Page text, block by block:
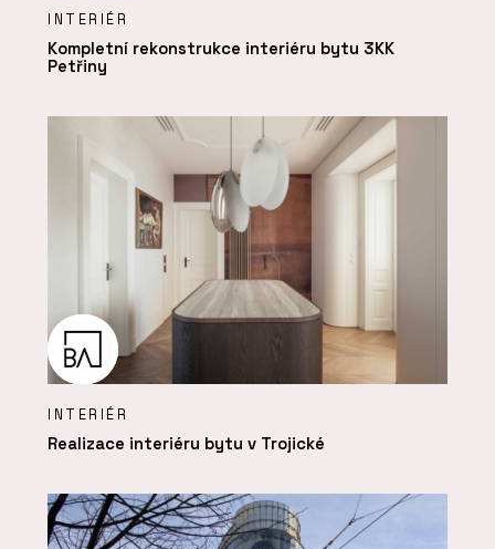
INTERIÉR
Kompletní rekonstrukce interiéru bytu 3KK
Petřiny
INTERIÉR
Realizace interiéru bytu v Trojické